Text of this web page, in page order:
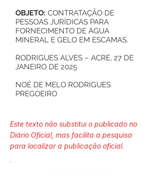
OBJETO: CONTRATAÇÃO DE
PESSOAS JURÍDICAS PARA
FORNECIMENTO DE ÁGUA
MINERAL E GELO EM ESCAMAS.
RODRIGUES ALVES – ACRE, 27 DE
JANEIRO DE 2025
NOÉ DE MELO RODRIGUES
PREGOEIRO
Este texto não substitui o publicado no
Diário Oficial, mas facilita a pesquisa
para localizar a publicação oficial.